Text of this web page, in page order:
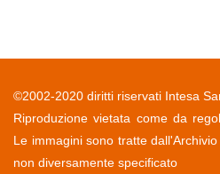
©2002-2020 diritti riservati Intesa
Riproduzione vietata come da
Le immagini sono tratte
non diversamente specificato